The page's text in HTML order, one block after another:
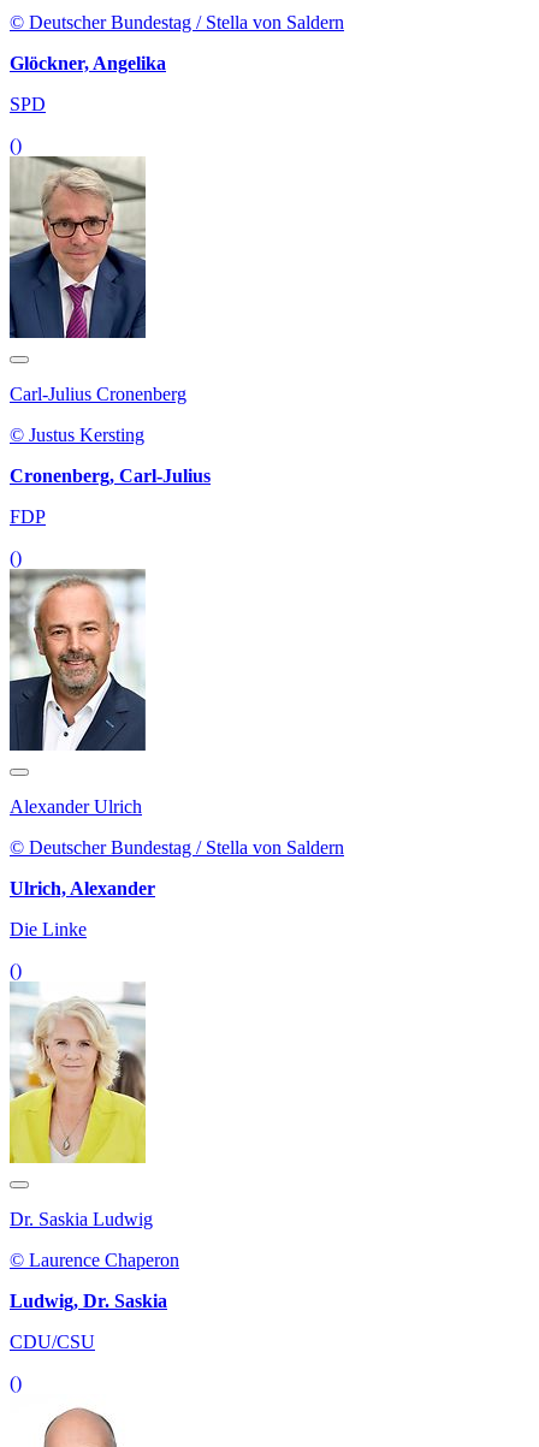
© Deutscher Bundestag / Stella von Saldern
Glöckner, Angelika
SPD
()
Carl-Julius Cronenberg
© Justus Kersting
Cronenberg, Carl-Julius
FDP
()
Alexander Ulrich
© Deutscher Bundestag / Stella von Saldern
Ulrich, Alexander
Die Linke
()
Dr. Saskia Ludwig
© Laurence Chaperon
Ludwig, Dr. Saskia
CDU/CSU
()